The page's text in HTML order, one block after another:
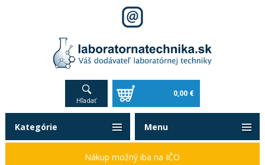
Hľadať
0,00 €
Kategórie
Nákup možný iba na IČO
Menu